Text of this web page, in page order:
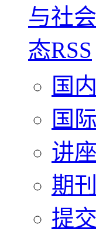
国
国
讲
期
提